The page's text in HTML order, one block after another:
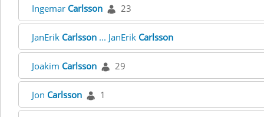
Ingemar Carlsson 23
JanErik Carlsson ... JanErik Carlsson
Joakim Carlsson 29
Jon Carlsson 1